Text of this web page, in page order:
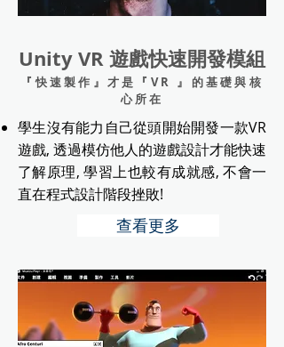
Unity VR 遊戲快速開發模組
『快速製作』才是『VR 』的基礎與核
心所在
學生沒有能力自己從頭開始開發一款VR
遊戲, 透過模仿他人的遊戲設計才能快速
了解原理, 學習上也較有成就感, 不會一
直在程式設計階段挫敗!
查看更多